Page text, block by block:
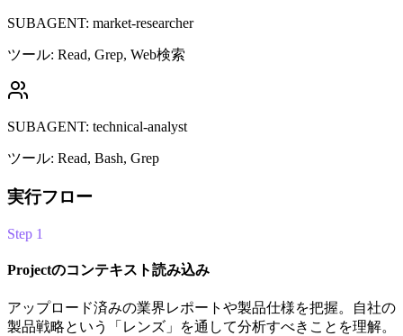
SUBAGENT: market-researcher
ツール: Read, Grep, Web検索
SUBAGENT: technical-analyst
ツール: Read, Bash, Grep
実行フロー
Step 1
Projectのコンテキスト読み込み
アップロード済みの業界レポートや製品仕様を把握。自社の
製品戦略という「レンズ」を通して分析すべきことを理解。